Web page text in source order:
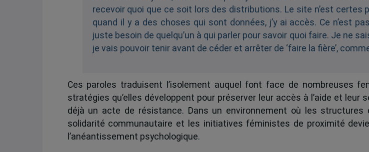
recevoir quoi que ce soit lors des distributions. Le site n’est certes
quand il y a des choses qui sont données, j’y ai accès. Ce n’est
juste besoin de quelqu’un à qui parler pour savoir quoi faire. Je ne
je vais pouvoir tenir avant de céder et arrêter de ‘faire la fière’,
Ces paroles traduisent l’isolement auquel font face de nombreuses
stratégies qu’elles développent pour préserver leur accès à l’aide et leur
déjà un acte de résistance. Dans un environnement où les
solidarité communautaire et les initiatives féministes de proximité
l’anéantissement psychologique.